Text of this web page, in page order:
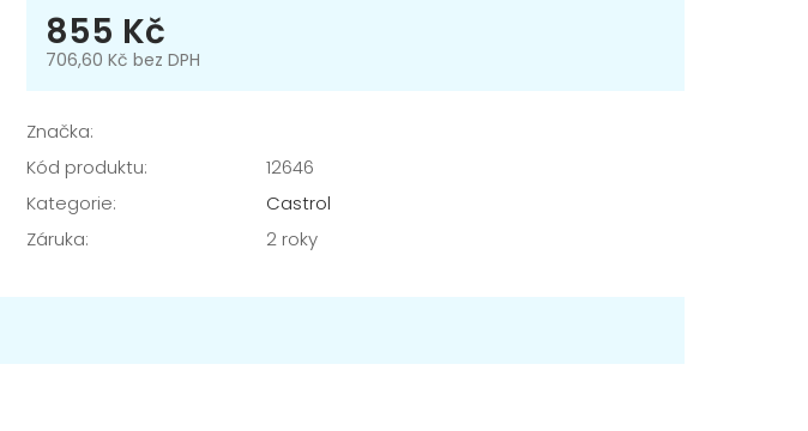
855 Kč
706,60 Kč bez DPH
Značka:
Kód produktu:
12646
Kategorie:
Castrol
Záruka: 2 roky